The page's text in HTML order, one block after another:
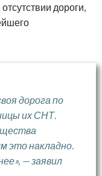
дороги,
дорога по
их СНТ.
это накладно.
— заявил